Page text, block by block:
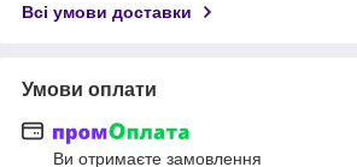
Всі умови доставки
Умови оплати
Ви отримаєте замовлення